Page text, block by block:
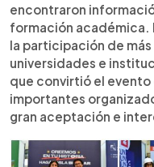
encontraron
formación académica.
la participación de
universidades e
que convirtió el evento
importantes
gran aceptación e